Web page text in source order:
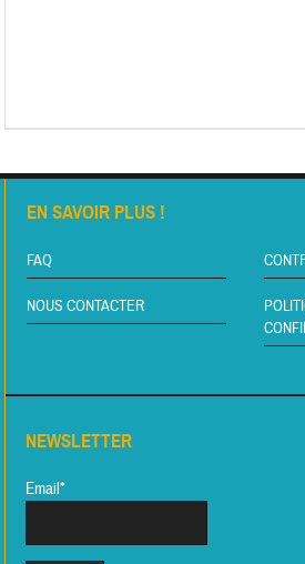
EN SAVOIR PLUS !
FAQ
NOUS CONTACTER
NEWSLETTER
Email*